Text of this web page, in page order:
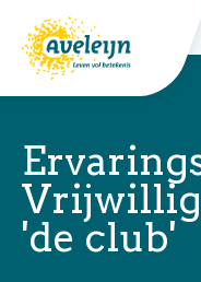
'de club'